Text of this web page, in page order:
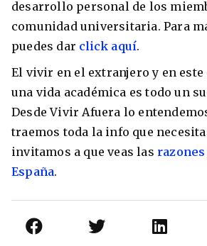
desarrollo personal de los
comunidad universitaria. Para
puedes dar click aquí.
El vivir en el extranjero y en
una vida académica es todo un
Desde Vivir Afuera lo
traemos toda la info que
invitamos a que veas las
España.